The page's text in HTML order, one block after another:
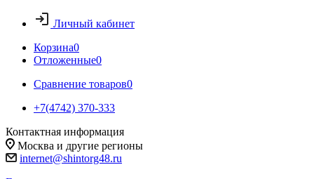
Личный кабинет
Корзина0
Отложенные0
Сравнение товаров0
+7(4742) 370-333
Контактная информация
Москва и другие регионы
internet@shintorg48.ru